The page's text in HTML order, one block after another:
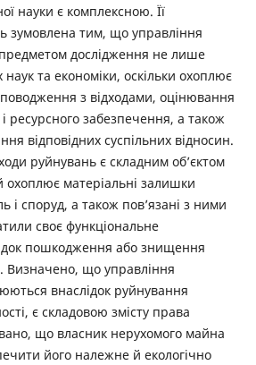
науки є комплексною. Її
зумовлена тим, що управління
дослідження не лише
та економіки, оскільки охоплює
з відходами, оцінювання
ресурсного забезпечення, а також
відповідних суспільних відносин.
руйнувань є складним об’єктом
охоплює матеріальні залишки
і споруд, а також пов’язані з ними
своє функціональне
пошкодження або знищення
Визначено, що управління
внаслідок руйнування
є складовою змісту права
що власник нерухомого майна
його належне й екологічно